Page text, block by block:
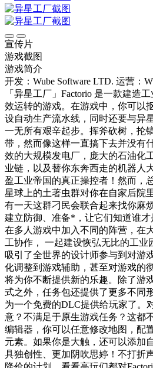
宣传片
游戏截图
游戏简介
开发：Wube Software LTD. 运营：
「异星工厂」Factorio 是一款建造
效运转的游戏。在游戏中，你可以
设自动生产流水线，同时还要与异
一无所有艰辛起步。挥斧砍树，抡
带，然而像这样一直搞下去并没有
效的大规模发电厂，庞大的石油化
业链，以及替你东奔西走的机器人
盈工业帝国的真正操控者！然而，
星球上的土著虫群对你在自家后院
有一天这群刁民会联合起来找你麻
建立防御、准备*，让它们知道谁
在多人游戏中加入不同的阵营，在
工协作， 一起建设恢弘无比的工业
吸引了全世界的设计师参与到对游
化调整到游戏辅助，甚至对游戏的
将为你不断提供新的乐趣。除了游
式之外，任务包还提供了更多不同
为一个免费的DLC提供给玩家了。
意？不满足于原生游戏任务？这都
编辑器，你可以任意修改地图，配
元素。如果你是大触，还可以添加
具独创性、更加阴吹思婷！不打折